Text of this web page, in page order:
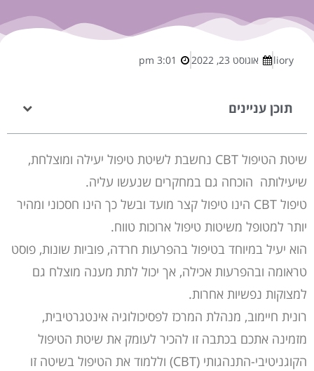
liory אוגוסט 23, 2022 3:01 pm
תוכן עניינים
שיטת הטיפול CBT נחשבת לשיטת טיפול יעילה ומוצלחת,
שיעילותה הוכחה גם במחקרים שנעשו עליה.
טיפול CBT הינו טיפול קצר מועד ובשל כך הינו חסכוני ומהיר
יותר למטופל משיטות טיפול ארוכות טווח.
הוא יעיל במיוחד בטיפול בהפרעות חרדה, פוביות שונות, פוסט
טראומה ובהפרעות אכילה, אך יכול לתת מענה מוצלח גם
למצוקות נפשיות אחרות.
רונית חיימוב, מנהלת המרכז לפסיכולוגיה אינטגרטיבית,
מזמינה אתכם בכתבה זו להכיר לעומק את שיטת הטיפול
הקוגניטיבי-התנהגותי (CBT) וללמוד את הטיפול בשיטה זו